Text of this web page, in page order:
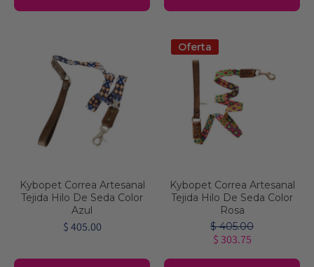
Kybopet Correa Artesanal
Tejida Hilo De Seda Color
Azul
$ 405.00
Oferta
Kybopet Correa Artesanal
Tejida Hilo De Seda Color
Rosa
$ 405.00
$ 303.75